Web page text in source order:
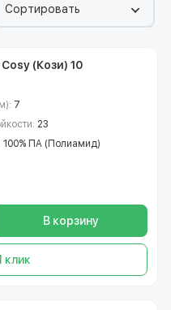
Сортировать
(Кози) 10
7
23
100% ПА (Полиамид)
В корзину
клик